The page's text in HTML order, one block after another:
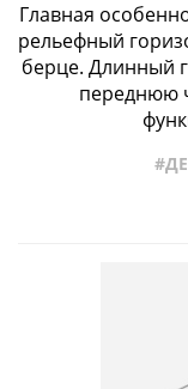
Главная
рельефный
берце. Длинный
переднюю